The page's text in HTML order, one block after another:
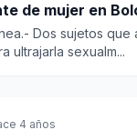
de mujer en
Dos sujetos
ultrajarla sexualm...
4 años